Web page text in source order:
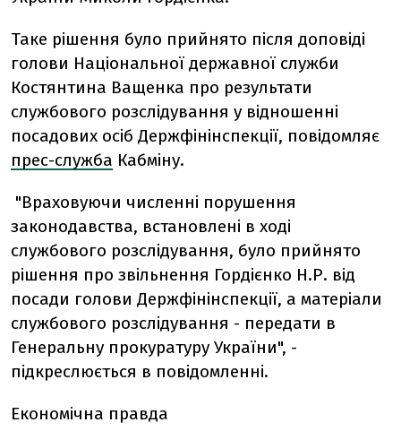
Таке рішення було прийнято після доповіді
голови Національної державної служби
Костянтина Ващенка про результати
службового розслідування у відношенні
посадових осіб Держфінінспекції, повідомляє
прес-служба Кабміну.
"Враховуючи численні порушення
законодавства, встановлені в ході
службового розслідування, було прийнято
рішення про звільнення Гордієнко Н.Р. від
посади голови Держфінінспекції, а матеріали
службового розслідування - передати в
Генеральну прокуратуру України", -
підкреслюється в повідомленні.
Економічна правда